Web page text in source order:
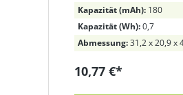
Kapazität (mAh): 180
Kapazität (Wh):0,7
Abmessung:31,2 x 20,9 x
10,77 €*